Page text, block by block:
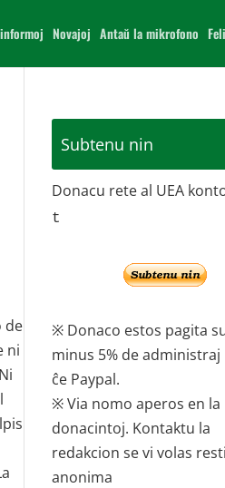
Novajoj Antaŭ la mikrofono
de
ni
Subtenu nin
Donacu rete al UEA
t
※ Donaco estos pagita
minus 5% de administraj
ĉe Paypal.
※ Via nomo aperos en
donacintoj. Kontaktu la
redakcion se vi volas resti
anonima